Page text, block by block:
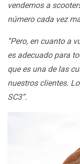
vendemos a
número cada vez
“Pero, en cuanto a
es adecuado para
que es una de las
nuestros clientes.
SC3”.